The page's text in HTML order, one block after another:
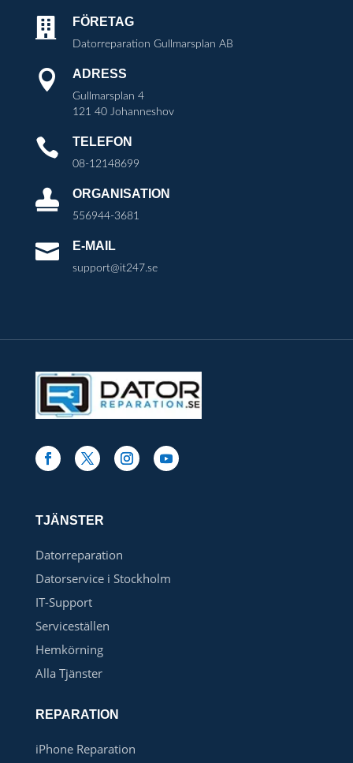
 FÖRETAG
Datorreparation Gullmarsplan AB
 ADRESS
Gullmarsplan 4
121 40 Johanneshov
 TELEFON
08-12148699
 ORGANISATION
556944-3681
 E-MAIL
support@it247.se
TJÄNSTER
Datorreparation
Datorservice i Stockholm
IT-Support
Serviceställen
Hemkörning
Alla Tjänster
REPARATION
iPhone Reparation